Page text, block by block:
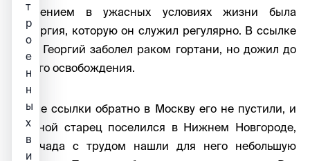
утешением в ужасных условиях жизни была
Литургия, которую он служил регулярно. В ссылке
отец Георгий заболел раком гортани, но дожил до
своего освобождения.
После ссылки обратно в Москву его не пустили, и
больной старец поселился в Нижнем Новгороде,
где чада с трудом нашли для него небольшую
т
р
о
е
н
н
ы
х
в
и